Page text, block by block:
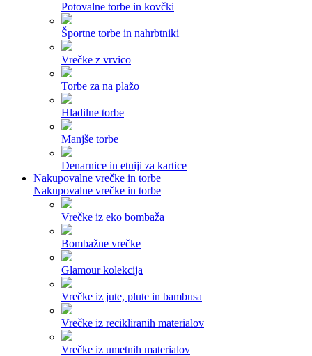
Potovalne torbe in kovčki
Športne torbe in nahrbtniki
Vrečke z vrvico
Torbe za na plažo
Hladilne torbe
Manjše torbe
Denarnice in etuiji za kartice
Nakupovalne vrečke in torbe
Nakupovalne vrečke in torbe
Vrečke iz eko bombaža
Bombažne vrečke
Glamour kolekcija
Vrečke iz jute, plute in bambusa
Vrečke iz recikliranih materialov
Vrečke iz umetnih materialov